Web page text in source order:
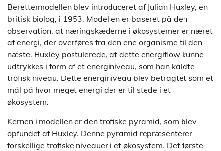
Berettermodellen blev introduceret af Julian Huxley, en
britisk biolog, i 1953. Modellen er baseret på den
observation, at næringskæderne i økosystemer er næret
af energi, der overføres fra den ene organisme til den
næste. Huxley postulerede, at dette energiflow kunne
udtrykkes i form af et energiniveau, som han kaldte
trofisk niveau. Dette energiniveau blev betragtet som et
mål på hvor meget energi der er til stede i et
økosystem.
Kernen i modellen er den trofiske pyramid, som blev
opfundet af Huxley. Denne pyramid repræsenterer
forskellige trofiske niveauer i et økosystem. Det første